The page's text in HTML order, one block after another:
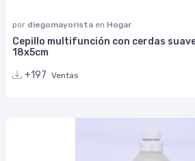
por diegomayorista en Hogar
Cepillo multifunción con cerdas
18x5cm
+197 Ventas